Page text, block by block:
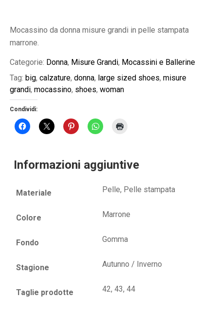
Mocassino da donna misure grandi in pelle stampata
marrone.
Categorie: Donna, Misure Grandi, Mocassini e Ballerine
Tag: big, calzature, donna, large sized shoes, misure
grandi, mocassino, shoes, woman
Condividi:
Informazioni aggiuntive
Materiale Pelle, Pelle stampata
Colore Marrone
Fondo Gomma
Stagione Autunno / Inverno
Taglie prodotte 42, 43, 44